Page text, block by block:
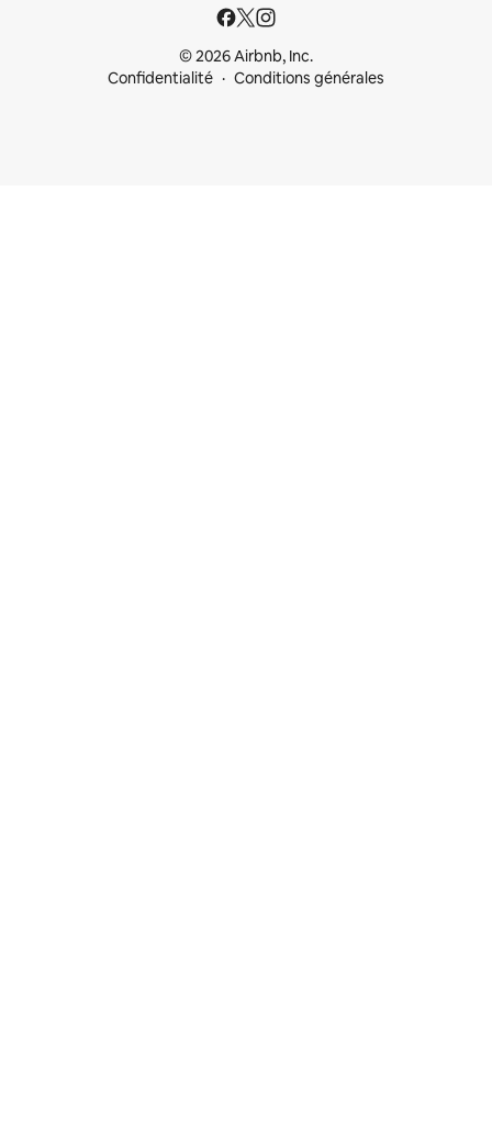
© 2026 Airbnb, Inc.
Confidentialité
Conditions générales